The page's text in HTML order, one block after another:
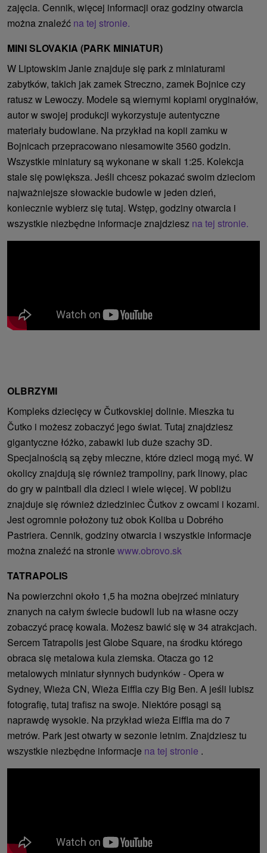
zajęcia. Cennik, więcej informacji oraz godziny otwarcia
można znaleźć na tej stronie.
MINI SLOVAKIA (PARK MINIATUR)
W Liptowskim Janie znajduje się park z miniaturami
zabytków, takich jak zamek Streczno, zamek Bojnice czy
ratusz w Lewoczy. Modele są wiernymi kopiami oryginałów,
autor w swojej produkcji wykorzystuje autentyczne
materiały budowlane. Na przykład na kopii zamku w
Bojnicach przepracowano niesamowite 3560 godzin.
Wszystkie miniatury są wykonane w skali 1:25. Kolekcja
stale się powiększa. Jeśli chcesz pokazać swoim dzieciom
najważniejsze słowackie budowle w jeden dzień,
koniecznie wybierz się tutaj. Wstęp, godziny otwarcia i
wszystkie niezbędne informacje znajdziesz na tej stronie.
OLBRZYMI
Kompleks dziecięcy w Čutkovskiej dolinie. Mieszka tu
Čutko i możesz zobaczyć jego świat. Tutaj znajdziesz
gigantyczne łóżko, zabawki lub duże szachy 3D.
Specjalnością są zęby mleczne, które dzieci mogą myć. W
okolicy znajdują się również trampoliny, park linowy, plac
do gry w paintball dla dzieci i wiele więcej. W pobliżu
znajduje się również dziedziniec Čutkov z owcami i kozami.
Jest ogromnie położony tuż obok Koliba u Dobrého
Pastriera. Cennik, godziny otwarcia i wszystkie informacje
można znaleźć na stronie www.obrovo.sk
TATRAPOLIS
Na powierzchni około 1,5 ha można obejrzeć miniatury
znanych na całym świecie budowli lub na własne oczy
zobaczyć pracę kowala. Możesz bawić się w 34 atrakcjach.
Sercem Tatrapolis jest Globe Square, na środku którego
obraca się metalowa kula ziemska. Otacza go 12
metalowych miniatur słynnych budynków - Opera w
Sydney, Wieża CN, Wieża Eiffla czy Big Ben. A jeśli lubisz
fotografię, tutaj trafisz na swoje. Niektóre posągi są
naprawdę wysokie. Na przykład wieża Eiffla ma do 7
metrów. Park jest otwarty w sezonie letnim. Znajdziesz tu
wszystkie niezbędne informacje na tej stronie .